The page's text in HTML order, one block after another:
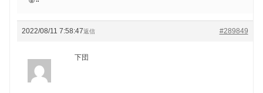
2022/08/11 7:58:47 #289849
返信
下団